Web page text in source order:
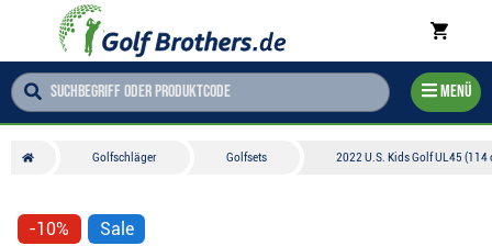
Menü
Golfschläger Golfsets 2022 U.S. Kids Golf UL45
-10% Sale